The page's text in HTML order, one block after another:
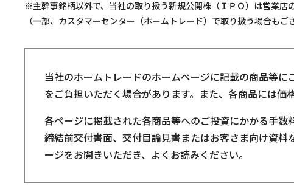
※主幹事銘柄以外で、当社の取り扱う新規公開株（ＩＰＯ）は営業店
（一部、カスタマーセンター（ホームトレード）で取り扱う場合もご
当社のホームトレードのホームページに記載の商品等
をご負担いただく場合があります。また、各商品には価
各ページに掲載された各商品等へのご投資にかかる手
締結前交付書面、交付目論見書またはお客さま向け資
ージをお開きいただき、よくお読みください。